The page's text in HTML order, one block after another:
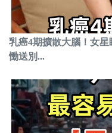
乳癌4期擴散大腦！女
慟送別...